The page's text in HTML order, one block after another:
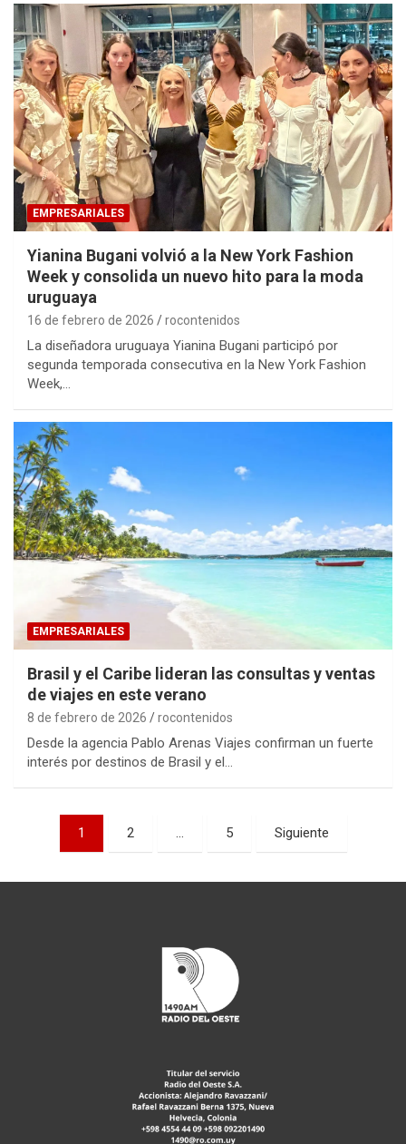
EMPRESARIALES
Yianina Bugani volvió a la New York Fashion
Week y consolida un nuevo hito para la moda
uruguaya
16 de febrero de 2026 rocontenidos
La diseñadora uruguaya Yianina Bugani participó por
segunda temporada consecutiva en la New York Fashion
Week,…
EMPRESARIALES
Brasil y el Caribe lideran las consultas y ventas
de viajes en este verano
8 de febrero de 2026 rocontenidos
Desde la agencia Pablo Arenas Viajes confirman un fuerte
interés por destinos de Brasil y el…
Paginación
entradas
1 2 5 Siguiente